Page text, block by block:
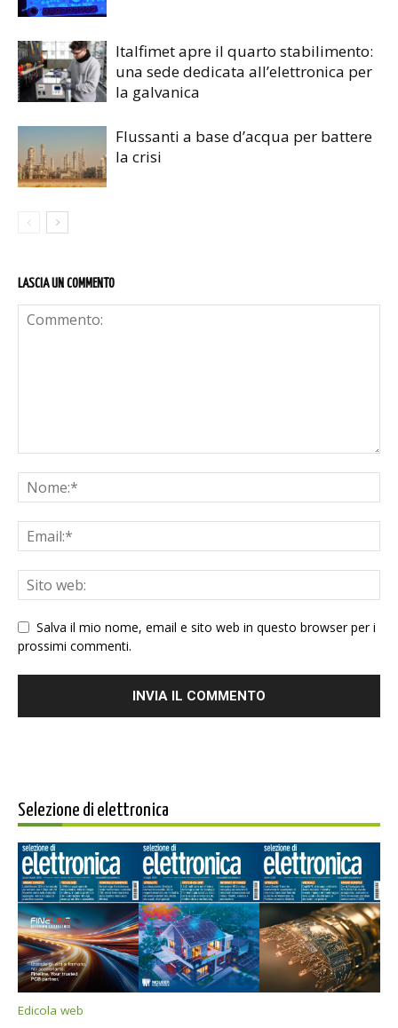
Italfimet apre il quarto stabilimento:
una sede dedicata all’elettronica per
la galvanica
Flussanti a base d’acqua per battere
la crisi
LASCIA UN COMMENTO
Salva il mio nome, email e sito web in questo browser per i
prossimi commenti.
Selezione di elettronica
Edicola web